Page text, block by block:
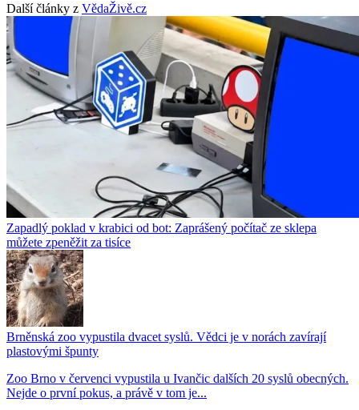
Další články z VědaŽivě.cz
Zapadlý poklad v krabici od bot: Zaprášený počítač ze sklepa
můžete zpeněžit za tisíce
Brněnská zoo vypustila dvacet syslů. Vědci je v norách zavírají
plastovými špunty
Zoo Brno v červenci vypustila u Ivančic dalších 20 syslů obecných.
Nejde o první pokus, a právě v tom je...